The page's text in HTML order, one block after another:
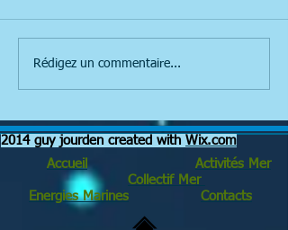
La mer
Rédigez un commentaire...
2014 guy jourden created with Wix.com
Accueil
Activités Mer
Collectif Mer
Energies Marines
Contacts